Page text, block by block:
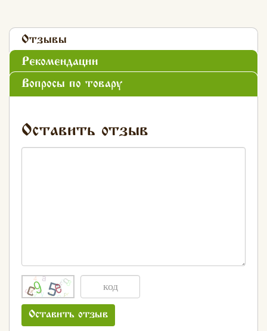
Отзывы
Рекомендации
Вопросы по товару
Оставить отзыв
Оставить отзыв